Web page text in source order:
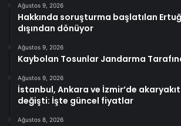
Ağustos 9, 2026
Hakkında soruşturma başlatılan
dışından dönüyor
Ağustos 9, 2026
Kaybolan Tosunlar Jandarma
Ağustos 9, 2026
İstanbul, Ankara ve İzmir’de
değişti: İşte güncel fiyatlar
Ağustos 8, 2026